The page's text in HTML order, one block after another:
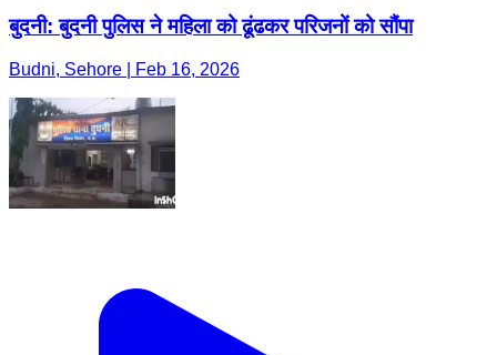
बुदनी: बुदनी पुलिस ने महिला को ढूंढकर परिजनों को सौंपा
Budni, Sehore | Feb 16, 2026